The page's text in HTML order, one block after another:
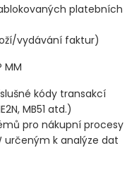
platebních
vydávání faktur)
MM
kódy transakcí
MB51 atd.)
pro nákupní procesy
určeným k analýze dat